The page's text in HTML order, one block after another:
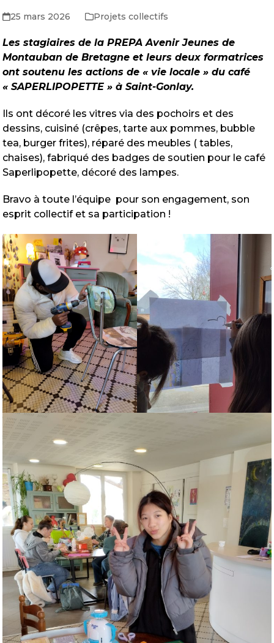
25 mars 2026 Projets collectifs
Les stagiaires de la PREPA Avenir Jeunes de
Montauban de Bretagne et leurs deux formatrices
ont soutenu les actions de « vie locale » du café
« SAPERLIPOPETTE » à Saint-Gonlay.
Ils ont décoré les vitres via des pochoirs et des
dessins, cuisiné (crêpes, tarte aux pommes, bubble
tea, burger frites), réparé des meubles ( tables,
chaises), fabriqué des badges de soutien pour le café
Saperlipopette, décoré des lampes.
Bravo à toute l’équipe pour son engagement, son
esprit collectif et sa participation !